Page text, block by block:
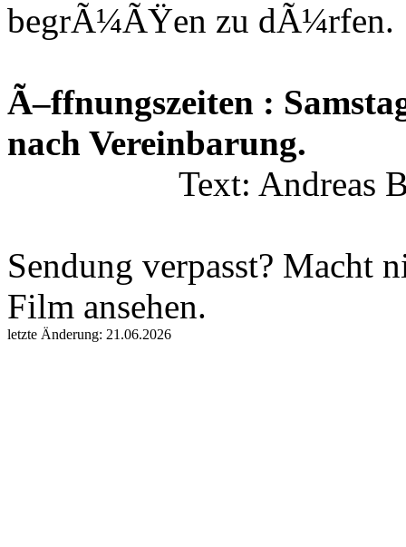
begrÃ¼ÃŸen zu dÃ¼rfen.
Ã–ffnungszeiten :
nach Vereinbarung.
Text: Andreas
Sendung verpasst? Macht
Film ansehen.
letzte Änderung: 21.06.2026